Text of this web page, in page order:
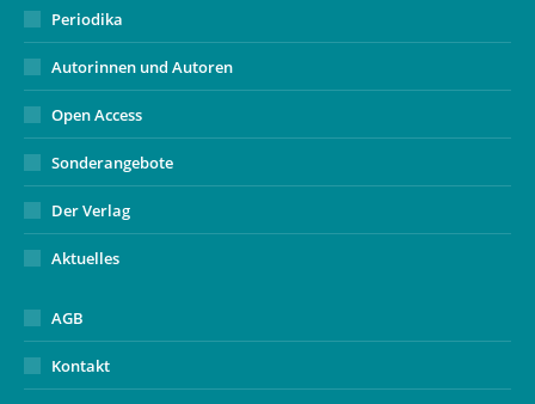
Periodika
Autorinnen und Autoren
Open Access
Sonderangebote
Der Verlag
Aktuelles
AGB
Kontakt